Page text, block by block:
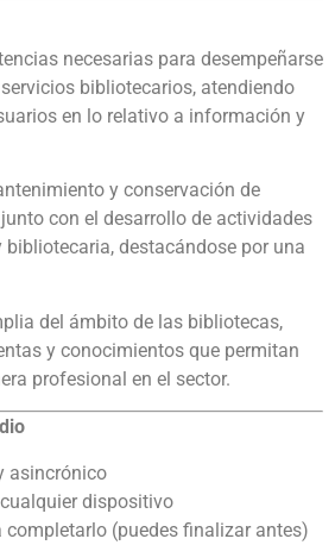
necesarias para desempeñarse
bibliotecarios, atendiendo
en lo relativo a información y
y conservación de
con el desarrollo de actividades
destacándose por una
del ámbito de las bibliotecas,
y conocimientos que permitan
profesional en el sector.
asincrónico
dispositivo
(puedes finalizar antes)